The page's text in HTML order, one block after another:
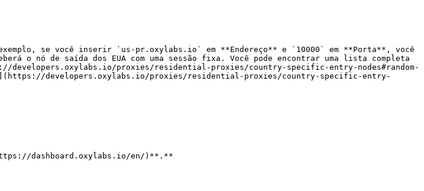
se você inserir `us-pr.oxylabs.io` em **Endereço** e `10000` em **Porta**, você
o nó de saída dos EUA com uma sessão fixa. Você pode encontrar uma lista completa
proxies/residential-proxies/country-specific-entry-nodes#random-
developers.oxylabs.io/proxies/residential-proxies/country-specific-entry-
dashboard.oxylabs.io/en/)**.**